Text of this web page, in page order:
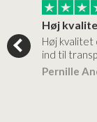
Høj
Høj kvalitet
ind til
Pernille